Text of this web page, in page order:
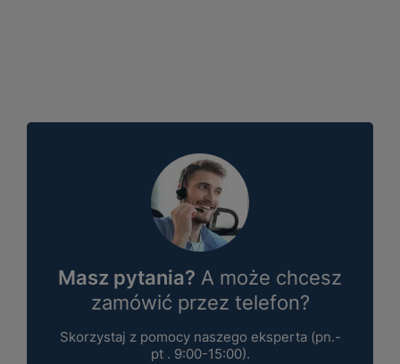
Masz pytania? A może chcesz
zamówić przez telefon?
Skorzystaj z pomocy naszego eksperta (pn.-
pt . 9:00-15:00).